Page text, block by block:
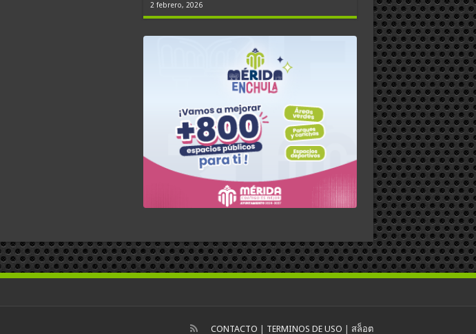
2 febrero, 2026
CONTACTO TERMINOS DE USO สล็อต